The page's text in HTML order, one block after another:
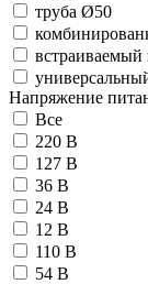
труба Ø50
встраиваемый
Напряжение
Все
220 В
127 В
36 В
24 В
12 В
110 В
54 В